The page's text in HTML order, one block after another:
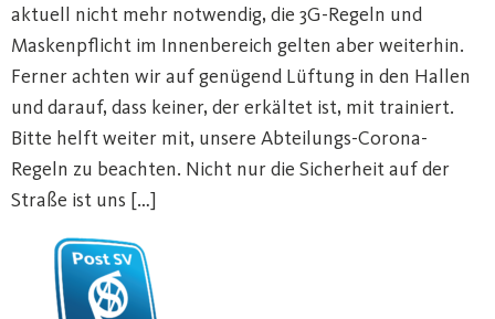
aktuell nicht mehr notwendig, die 3G-Regeln und
Maskenpflicht im Innenbereich gelten aber weiterhin.
Ferner achten wir auf genügend Lüftung in den Hallen
und darauf, dass keiner, der erkältet ist, mit trainiert.
Bitte helft weiter mit, unsere Abteilungs-Corona-
Regeln zu beachten. Nicht nur die Sicherheit auf der
Straße ist uns […]